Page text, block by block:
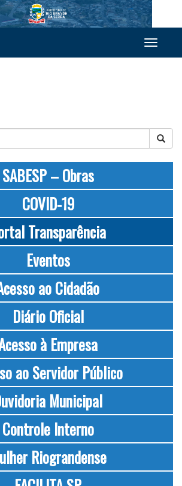
Toggle
navigation
SABESP – Obras
COVID-19
Transparência
Eventos
ao Cidadão
Diário Oficial
à Empresa
ao Servidor Público
Municipal
Controle Interno
Riograndense